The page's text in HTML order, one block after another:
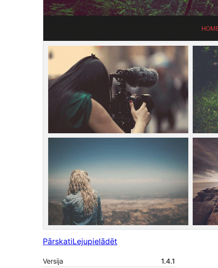
PārskatiLejupielādēt
Versija
1.4.1